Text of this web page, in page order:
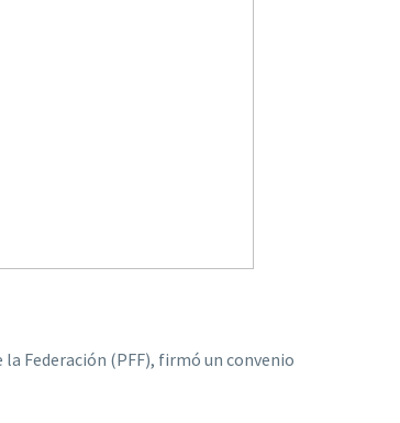
la Federación (PFF), firmó un convenio